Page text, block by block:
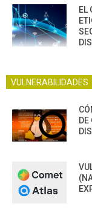
EL
VULNERABILIDADES